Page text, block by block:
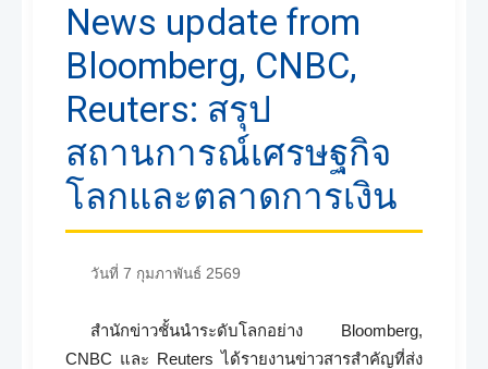
News update from
Bloomberg, CNBC,
Reuters: สรุป
สถานการณ์เศรษฐกิจ
โลกและตลาดการเงิน
วันที่ 7 กุมภาพันธ์ 2569
สำนักข่าวชั้นนำระดับโลกอย่าง Bloomberg,
CNBC และ Reuters ได้รายงานข่าวสารสำคัญที่ส่ง